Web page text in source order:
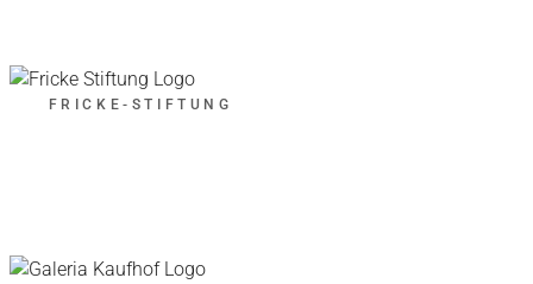
FRICKE-STIFTUNG